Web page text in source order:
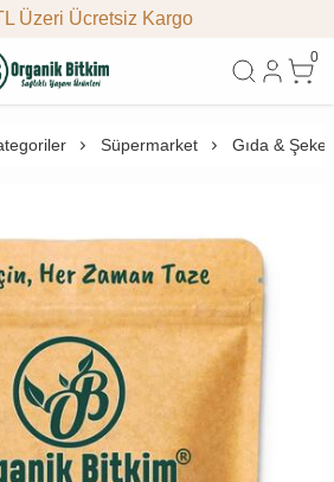
Üzeri Ücretsiz Kargo
0
Süpermarket Gıda &